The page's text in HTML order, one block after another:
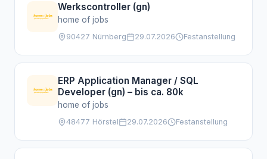
Werkscontroller (gn)
home of jobs
90427 Nürnberg 29.07.2026 Festanstellung
ERP Application Manager / SQL
Developer (gn) – bis ca. 80k
home of jobs
48477 Hörstel 29.07.2026 Festanstellung